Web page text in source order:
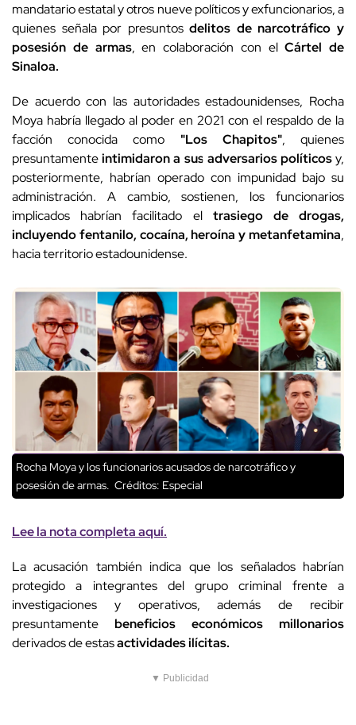
mandatario estatal y otros nueve políticos y exfuncionarios, a
quienes señala por presuntosdelitos de narcotráfico y
posesión de armas, en colaboración con elCártel de
Sinaloa.
De acuerdo con las autoridades estadounidenses, Rocha
Moya habría llegado al poder en 2021 con el respaldo de la
facción conocida como "Los Chapitos", quienes
presuntamenteintimidaron a sus adversarios políticosy,
posteriormente, habrían operado con impunidad bajo su
administración. A cambio, sostienen, los funcionarios
implicados habrían facilitado el trasiego de drogas,
incluyendo fentanilo, cocaína, heroína y metanfetamina,
hacia territorio estadounidense.
Rocha Moya y los funcionarios acusados de narcotráfico y
posesión de armas. Créditos: Especial
Lee la nota completa aquí.
La acusación también indica que los señalados habrían
protegido a integrantes del grupo criminal frente a
investigaciones y operativos, además de recibir
presuntamente beneficios económicos millonarios
derivados de estasactividades ilícitas.
▼ Publicidad